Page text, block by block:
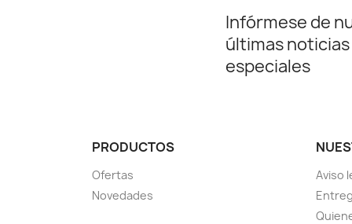
Infórmese de
últimas
especiales
PRODUCTOS
Ofertas
Novedades
Aviso